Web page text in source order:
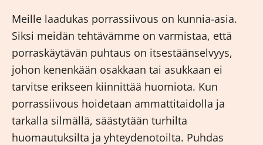
Meille laadukas porrassiivous on kunnia-asia.
Siksi meidän tehtävämme on varmistaa, että
porraskäytävän puhtaus on itsestäänselvyys,
johon kenenkään osakkaan tai asukkaan ei
tarvitse erikseen kiinnittää huomiota. Kun
porrassiivous hoidetaan ammattitaidolla ja
tarkalla silmällä, säästytään turhilta
huomautuksilta ja yhteydenotoilta. Puhdas